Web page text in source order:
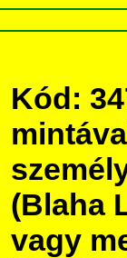
Kód:
(Blaha
vagy